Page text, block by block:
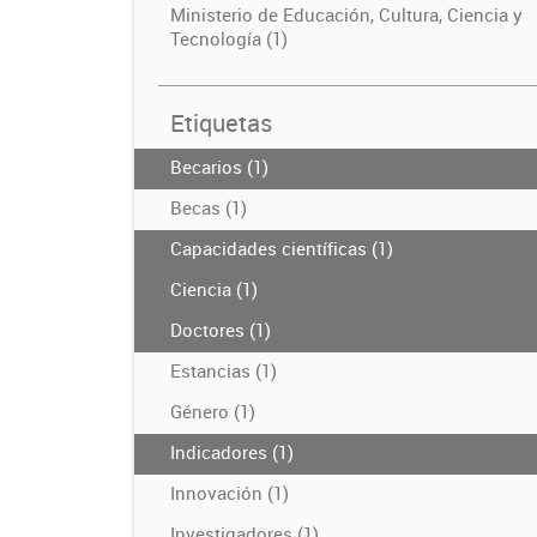
Ministerio de Educación, Cultura, Ciencia y
Tecnología (1)
Etiquetas
Becarios (1)
Becas (1)
Capacidades científicas (1)
Ciencia (1)
Doctores (1)
Estancias (1)
Género (1)
Indicadores (1)
Innovación (1)